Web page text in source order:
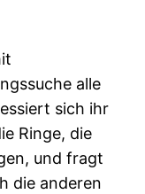
alle
sich ihr
Ringe, die
und fragt
die anderen